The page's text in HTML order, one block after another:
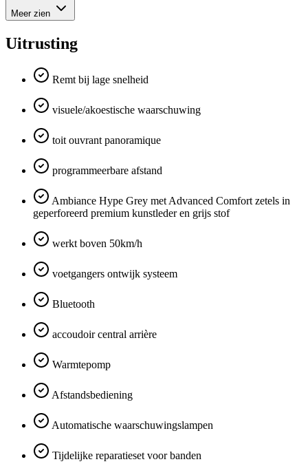
Meer zien
Uitrusting
Remt bij lage snelheid
visuele/akoestische waarschuwing
toit ouvrant panoramique
programmeerbare afstand
Ambiance Hype Grey met Advanced Comfort zetels in
geperforeerd premium kunstleder en grijs stof
werkt boven 50km/h
voetgangers ontwijk systeem
Bluetooth
accoudoir central arrière
Warmtepomp
Afstandsbediening
Automatische waarschuwingslampen
Tijdelijke reparatieset voor banden